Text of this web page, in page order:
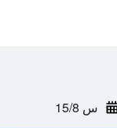
س 15/8